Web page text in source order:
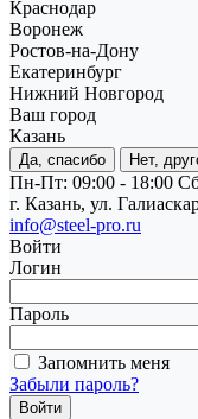
Краснодар
Воронеж
Ростов-на-Дону
Екатеринбург
Нижний Новгород
Ваш город
Казань
Да, спасибо Нет,
Пн-Пт: 09:00 - 18:00
г. Казань, ул.
info@steel-pro.ru
Войти
Логин
Пароль
Запомнить меня
Забыли пароль?